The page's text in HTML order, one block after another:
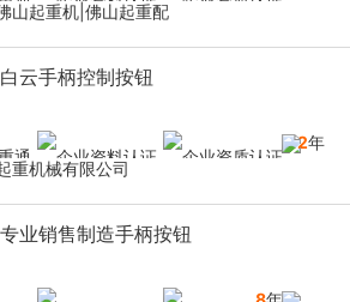
山起重机|佛山起重配
云手柄控制按钮
12年
重机械有限公司
业销售制造手柄按钮